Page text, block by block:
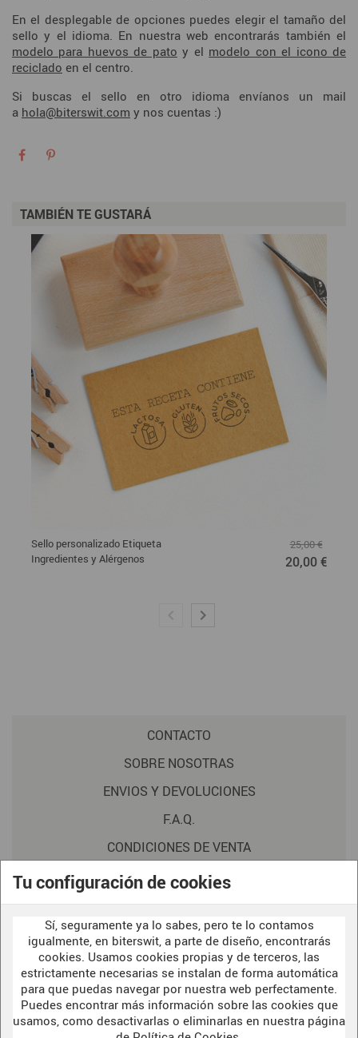
Tu configuración de cookies
Sí, seguramente ya lo sabes, pero te lo contamos
igualmente, en biterswit, a parte de diseño, encontrarás
cookies. Usamos cookies propias y de terceros, las
estrictamente necesarias se instalan de forma automática
para que puedas navegar por nuestra web perfectamente.
Puedes encontrar más información sobre las cookies que
usamos, como desactivarlas o eliminarlas en nuestra página
En el desplegable de opciones puedes elegir el tamaño del
sello y el idioma. En nuestra web encontrarás también el
modelo para huevos de pato y el modelo con el icono de
reciclado en el centro.
Si buscas el sello en otro idioma envíanos un mail
a hola@biterswit.com y nos cuentas :)
TAMBIÉN TE GUSTARÁ
Sello personalizado Etiqueta
Ingredientes y Alérgenos
25,00 €
20,00 €
CONTACTO
SOBRE NOSOTRAS
ENVIOS Y DEVOLUCIONES
F.A.Q.
CONDICIONES DE VENTA
POLITICA DE PRIVACIDAD
AVISO LEGAL
POLÍTICA DE COOKIES
WELCOME TO OUR
DARK SIDE